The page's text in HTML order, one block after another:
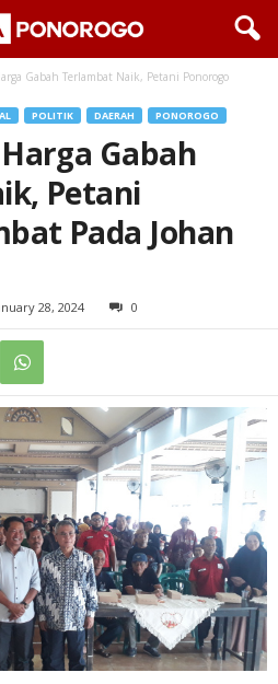
Gabah Terlambat Naik, Petani Ponorogo
POLITIK DAERAH PONOROGO
Gabah
Petani
Pada Johan
28, 2024 0